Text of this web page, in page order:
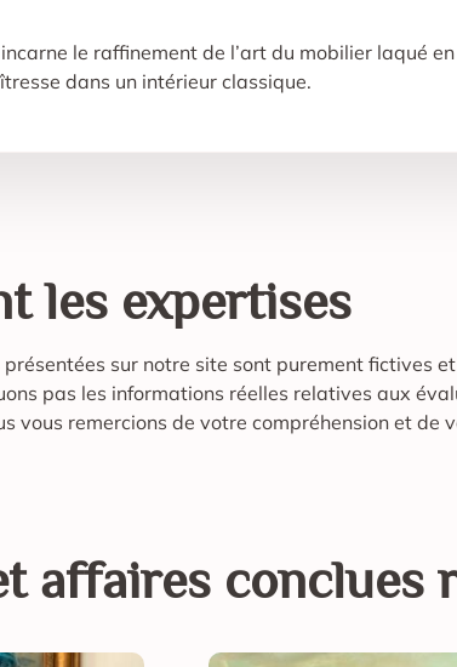
le raffinement de l’art du mobilier laqué
dans un intérieur classique.
les expertises
sur notre site sont purement fictives
pas les informations réelles relatives aux
remercions de votre compréhension et de
affaires conclues